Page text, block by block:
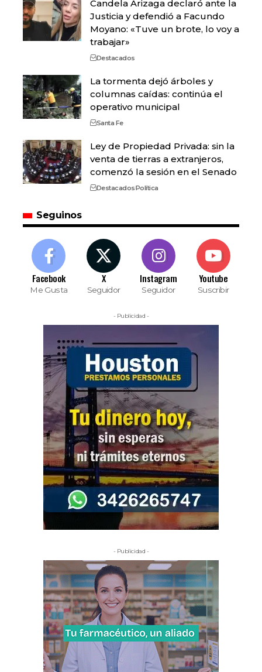
Candela Arizaga declaró ante la
Justicia y defendió a Facundo
Moyano: «Tuve un brote, lo voy a
trabajar»
Destacados
La tormenta dejó árboles y
columnas caídas: continúa el
operativo municipal
Santa Fe
Ley de Propiedad Privada: sin la
venta de tierras a extranjeros,
comenzó la sesión en el Senado
DestacadosPolítica
Seguinos
Facebook
Me Gusta
X
Seguidor
Instagram
Seguidor
Youtube
Suscribir
- Publicidad -
- Publicidad -